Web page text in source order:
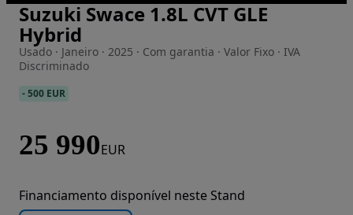
Imagem 1 de 29
Suzuki Swace 1.8L CVT GLE
Hybrid
Usado · Janeiro · 2025 · Com garantia · Valor Fixo · IVA
Discriminado
-500 EUR
25 990EUR
Financiamento disponível neste Stand